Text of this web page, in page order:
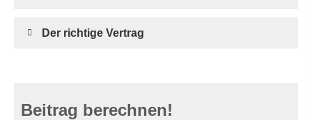
Der richtige Vertrag
Beitrag berechnen!